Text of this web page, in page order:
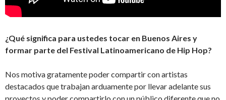
¿Qué significa para ustedes tocar en Buenos Aires y
formar parte del Festival Latinoamericano de Hip Hop?
Nos motiva gratamente poder compartir con artistas
destacados que trabajan arduamente por llevar adelante sus